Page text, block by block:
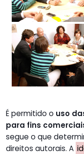
É permitido o uso
para fins
segue o que
direitos autorais. A